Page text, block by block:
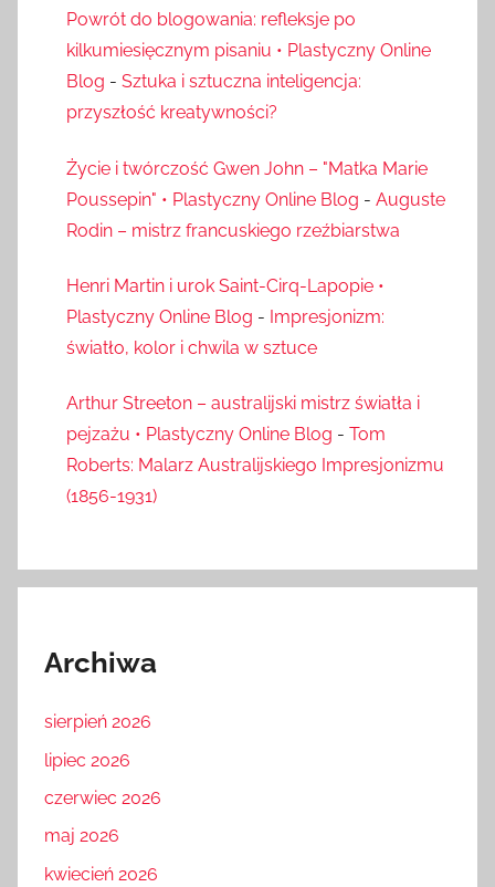
Powrót do blogowania: refleksje po
kilkumiesięcznym pisaniu • Plastyczny Online
Blog - Sztuka i sztuczna inteligencja:
przyszłość kreatywności?
Życie i twórczość Gwen John – "Matka Marie
Poussepin" • Plastyczny Online Blog - Auguste
Rodin – mistrz francuskiego rzeźbiarstwa
Henri Martin i urok Saint-Cirq-Lapopie •
Plastyczny Online Blog - Impresjonizm:
światło, kolor i chwila w sztuce
Arthur Streeton – australijski mistrz światła i
pejzażu • Plastyczny Online Blog - Tom
Roberts: Malarz Australijskiego Impresjonizmu
(1856-1931)
Archiwa
sierpień 2026
lipiec 2026
czerwiec 2026
maj 2026
kwiecień 2026